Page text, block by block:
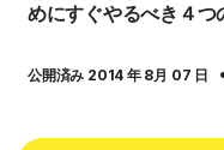
めにすぐやるべき４つ
公開済み 2014 年 8月 07 日